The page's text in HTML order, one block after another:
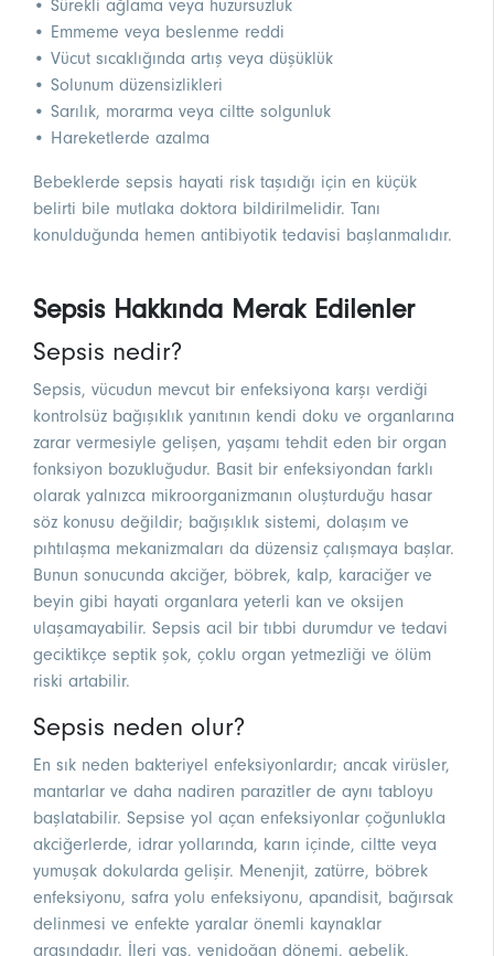
• Sürekli ağlama veya huzursuzluk
• Emmeme veya beslenme reddi
• Vücut sıcaklığında artış veya düşüklük
• Solunum düzensizlikleri
• Sarılık, morarma veya ciltte solgunluk
• Hareketlerde azalma
Bebeklerde sepsis hayati risk taşıdığı için en küçük
belirti bile mutlaka doktora bildirilmelidir. Tanı
konulduğunda hemen antibiyotik tedavisi başlanmalıdır.
Sepsis Hakkında Merak Edilenler
Sepsis nedir?
Sepsis, vücudun mevcut bir enfeksiyona karşı verdiği
kontrolsüz bağışıklık yanıtının kendi doku ve organlarına
zarar vermesiyle gelişen, yaşamı tehdit eden bir organ
fonksiyon bozukluğudur. Basit bir enfeksiyondan farklı
olarak yalnızca mikroorganizmanın oluşturduğu hasar
söz konusu değildir; bağışıklık sistemi, dolaşım ve
pıhtılaşma mekanizmaları da düzensiz çalışmaya başlar.
Bunun sonucunda akciğer, böbrek, kalp, karaciğer ve
beyin gibi hayati organlara yeterli kan ve oksijen
ulaşamayabilir. Sepsis acil bir tıbbi durumdur ve tedavi
geciktikçe septik şok, çoklu organ yetmezliği ve ölüm
riski artabilir.
Sepsis neden olur?
En sık neden bakteriyel enfeksiyonlardır; ancak virüsler,
mantarlar ve daha nadiren parazitler de aynı tabloyu
başlatabilir. Sepsise yol açan enfeksiyonlar çoğunlukla
akciğerlerde, idrar yollarında, karın içinde, ciltte veya
yumuşak dokularda gelişir. Menenjit, zatürre, böbrek
enfeksiyonu, safra yolu enfeksiyonu, apandisit, bağırsak
delinmesi ve enfekte yaralar önemli kaynaklar
arasındadır. İleri yaş, yenidoğan dönemi, gebelik,